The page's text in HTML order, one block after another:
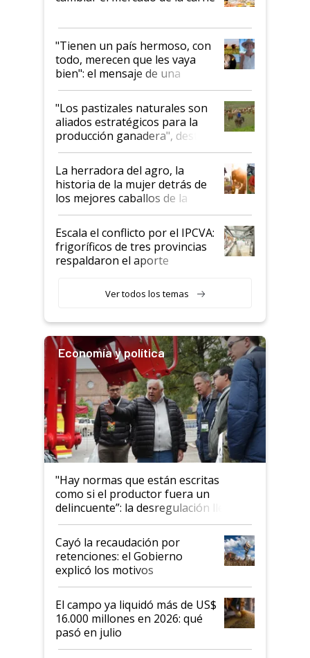
"Tienen un país hermoso, con
todo, merecen que les vaya
bien": el mensaje de una
ganadera uruguaya sobre las
oportunidades que se abren
para el agro en Argentina, con
foco en la carne
"Los pastizales naturales son
aliados estratégicos para la
producción ganadera", destaca
la iniciativa que ya reúne a 46
establecimientos en Argentina
La herradora del agro, la
historia de la mujer detrás de
los mejores caballos de la
Argentina y los mitos que
todavía hacen sufrir a estos
animales: "Mientras me
descalificaban, yo seguí
haciendo currículum"
Escala el conflicto por el IPCVA:
frigoríficos de tres provincias
respaldaron el aporte
Ver todos los temas
Economía y política
"Hay normas que están escritas
como si el productor fuera un
delincuente”: la desregulación llegó
al Congreso Aapresid y hasta se
habló del financiamiento al IPCVA
Cayó la recaudación por
retenciones: el Gobierno
explicó los motivos
El campo ya liquidó más de US$
16.000 millones en 2026: qué
pasó en julio